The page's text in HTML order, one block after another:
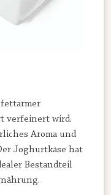
verfeinert wird.
Aroma und
Joghurtkäse hat
Bestandteil